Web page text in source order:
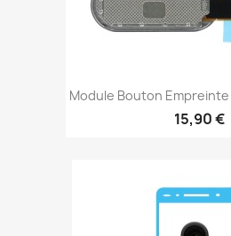
Module Bouton
15,90 €